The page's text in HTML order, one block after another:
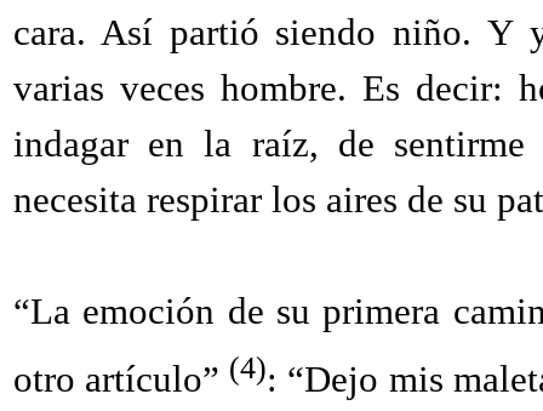
cara. Así partió siendo niño. Y
varias veces hombre. Es decir:
indagar en la raíz, de
necesita respirar los aires de su
“La emoción de su primera
otro artículo” (4): “Dejo mis